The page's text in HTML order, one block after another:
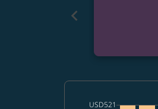
chevron_left
USD521